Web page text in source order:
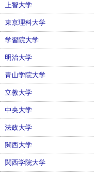
上智大学
東京理科大学
学習院大学
明治大学
青山学院大学
立教大学
中央大学
法政大学
関西大学
関西学院大学